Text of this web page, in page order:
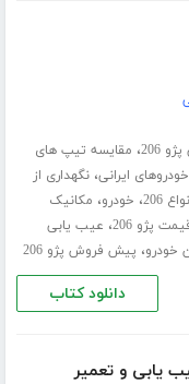
206 ، مقایسه تیپ های
خودروهای ایرانی،نگهداری از
206 ، خودرو، مکانیک
پژو 206 ، عیب یابی
خودرو، پیش فروش پژو 206
دانلود کتاب
یابی و تعمیر